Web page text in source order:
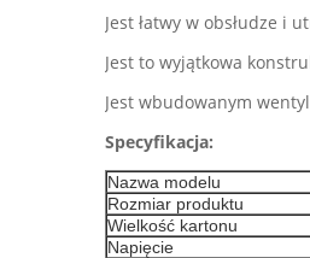
Jest łatwy w obsłudze i
Jest to wyjątkowa
Jest wbudowanym
Specyfikacja:
Nazwa modelu
Rozmiar produktu
Wielkość kartonu
Napięcie